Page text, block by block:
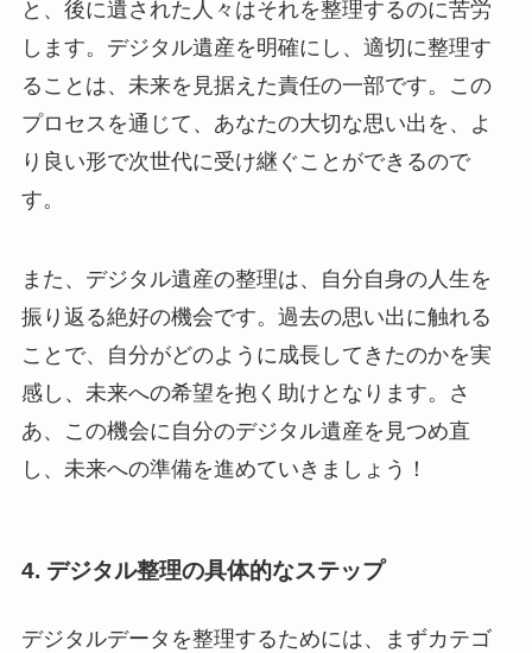
と、後に遺された人々はそれを整理するのに苦労
します。デジタル遺産を明確にし、適切に整理す
ることは、未来を見据えた責任の一部です。この
プロセスを通じて、あなたの大切な思い出を、よ
り良い形で次世代に受け継ぐことができるので
す。
また、デジタル遺産の整理は、自分自身の人生を
振り返る絶好の機会です。過去の思い出に触れる
ことで、自分がどのように成長してきたのかを実
感し、未来への希望を抱く助けとなります。さ
あ、この機会に自分のデジタル遺産を見つめ直
し、未来への準備を進めていきましょう！
4. デジタル整理の具体的なステップ
デジタルデータを整理するためには、まずカテゴ